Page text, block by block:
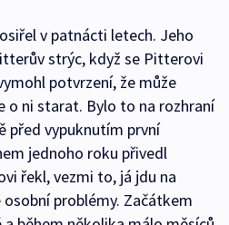
v patnácti letech. Jeho
strýc, když se Pitterovi
potvrzení, že může
o ni starat. Bylo to na rozhraní
před vypuknutím první
jednoho roku přivedl
řekl, vezmi to, já jdu na
problémy. Začátkem